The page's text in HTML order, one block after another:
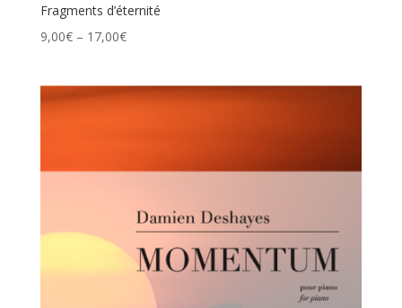
Fragments d’éternité
9,00€– 17,00€